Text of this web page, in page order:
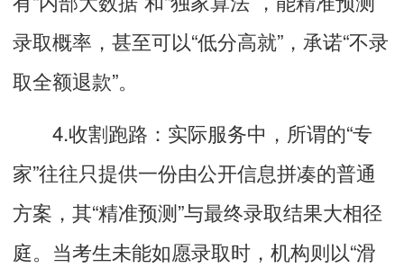
录取概率，甚至可以“低分高就”，承诺“不录
取全额退款”。
4.收割跑路：实际服务中，所谓的“专
家”往往只提供一份由公开信息拼凑的普通
方案，其“精准预测”与最终录取结果大相径
庭。当考生未能如愿录取时，机构则以“滑